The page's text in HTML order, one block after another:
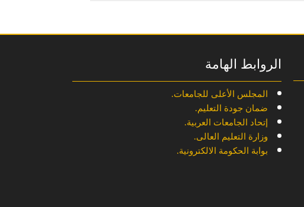
الروابط الهامة
المجلس الأعلى للجامعات.
ضمان جودة التعليم.
إتحاد الجامعات العربية.
وزارة التعليم العالى.
بوابة الحكومة الالكترونية.